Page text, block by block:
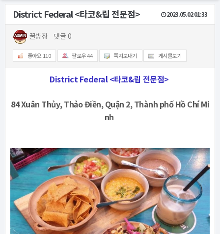
District Federal <타코&립 전문점> 2023.05.02 01:33
꿀방장 댓글 0
좋아요 110 팔로우44 쪽지보내기 게시물보기
District Federal <타코&립 전문점>
84 Xuân Thủy, Thảo Điền, Quận 2, Thành phố Hồ Chí Mi
nh